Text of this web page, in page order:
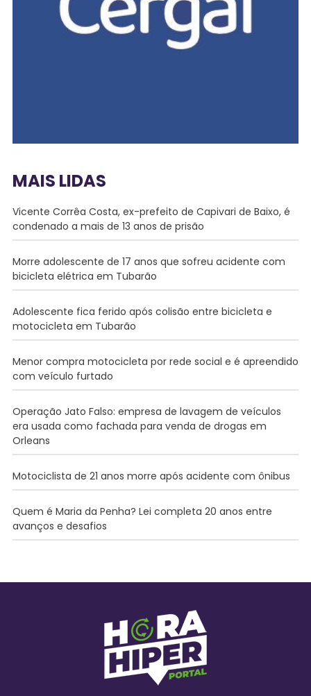
MAIS LIDAS
Vicente Corrêa Costa, ex-prefeito de Capivari de Baixo, é
condenado a mais de 13 anos de prisão
Morre adolescente de 17 anos que sofreu acidente com
bicicleta elétrica em Tubarão
Adolescente fica ferido após colisão entre bicicleta e
motocicleta em Tubarão
Menor compra motocicleta por rede social e é apreendido
com veículo furtado
Operação Jato Falso: empresa de lavagem de veículos
era usada como fachada para venda de drogas em
Orleans
Motociclista de 21 anos morre após acidente com ônibus
Quem é Maria da Penha? Lei completa 20 anos entre
avanços e desafios